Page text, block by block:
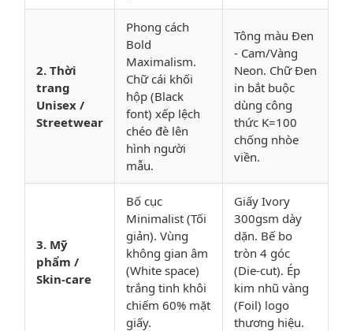
2. Thời
trang
Unisex /
Streetwear
Phong cách
Bold
Maximalism.
Chữ cái khối
hộp (Black
font) xếp lệch
chéo đè lên
hình người
mẫu.
Tông màu Đen
- Cam/Vàng
Neon. Chữ Đen
in bắt buộc
dùng công
thức K=100
chống nhòe
viền.
3. Mỹ
phẩm /
Skin-care
Bố cục
Minimalist (Tối
giản). Vùng
không gian âm
(White space)
trắng tinh khôi
chiếm 60% mặt
giấy.
Giấy Ivory
300gsm dày
dặn. Bế bo
tròn 4 góc
(Die-cut). Ép
kim nhũ vàng
(Foil) logo
thương hiệu.